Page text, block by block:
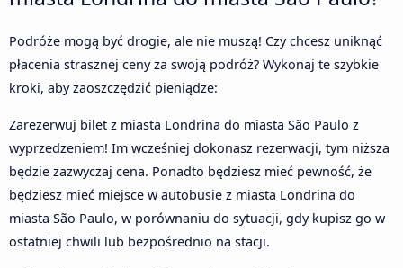
Podróże mogą być drogie, ale nie muszą! Czy chcesz uniknąć
płacenia strasznej ceny za swoją podróż? Wykonaj te szybkie
kroki, aby zaoszczędzić pieniądze:
Zarezerwuj bilet z miasta Londrina do miasta São Paulo z
wyprzedzeniem! Im wcześniej dokonasz rezerwacji, tym niższa
będzie zazwyczaj cena. Ponadto będziesz mieć pewność, że
będziesz mieć miejsce w autobusie z miasta Londrina do
miasta São Paulo, w porównaniu do sytuacji, gdy kupisz go w
ostatniej chwili lub bezpośrednio na stacji.